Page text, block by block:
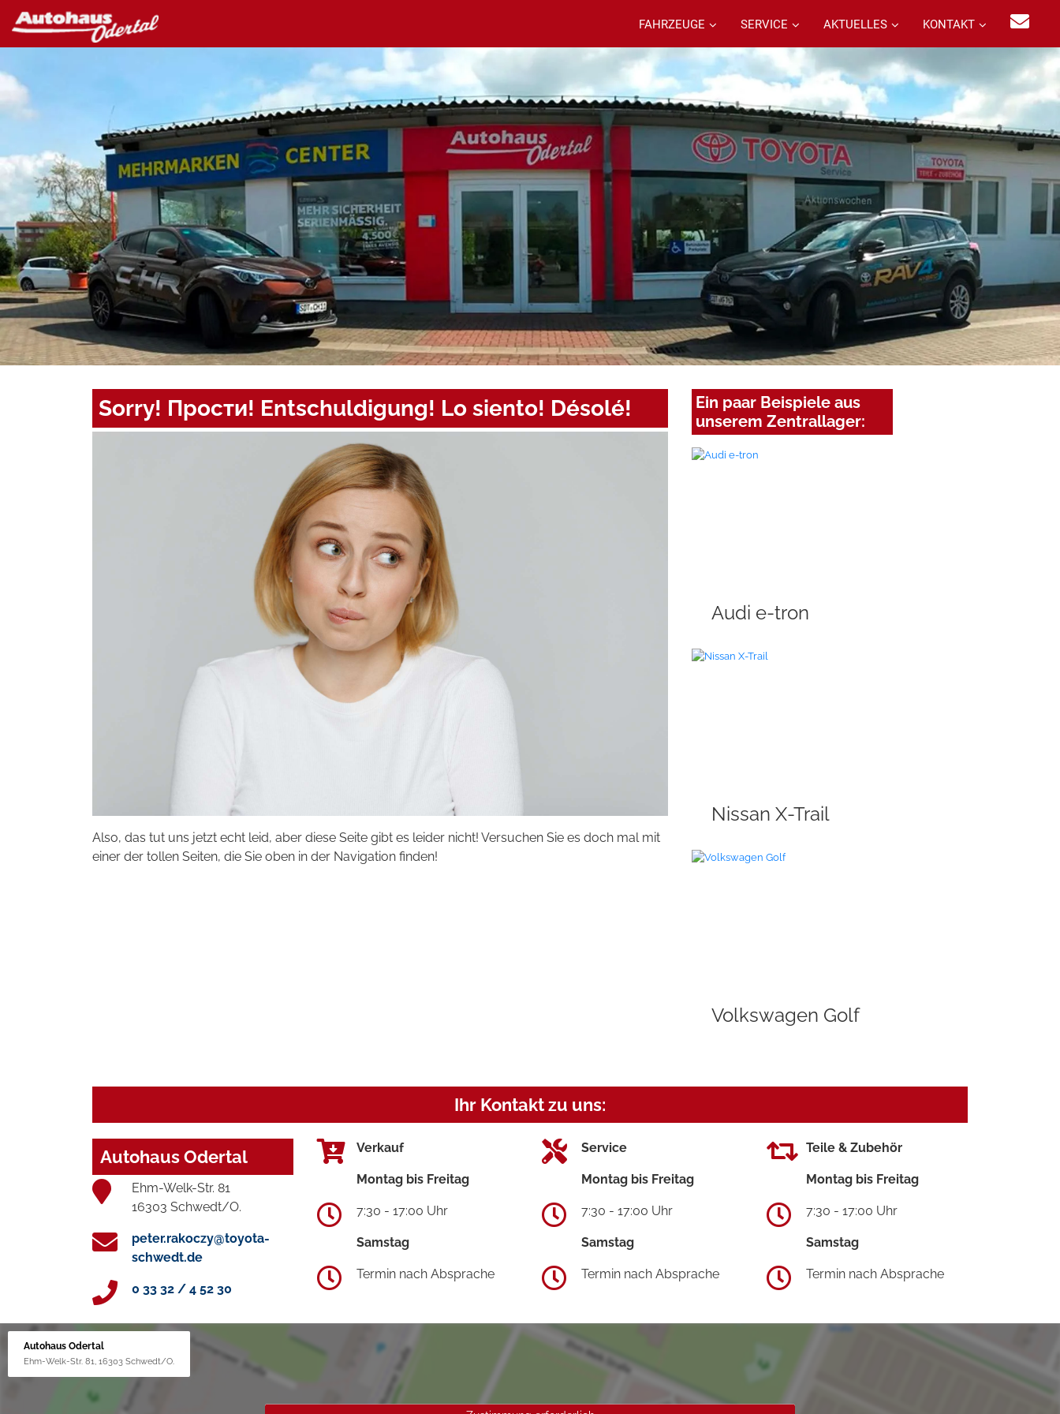
FAHRZEUGE SERVICE AKTUELLES KONTAKT
Sorry! Прости! Entschuldigung! Lo siento! Désolé!
Also, das tut uns jetzt echt leid, aber diese Seite gibt es leider nicht! Versuchen Sie es doch mal mit
einer der tollen Seiten, die Sie oben in der Navigation finden!
Ein paar Beispiele aus
unserem Zentrallager:
Audi e-tron
Nissan X-Trail
Volkswagen Golf
Ihr Kontakt zu uns:
Autohaus Odertal
Ehm-Welk-Str. 81
16303 Schwedt/O.
peter.rakoczy@toyota-
schwedt.de
0 33 32 / 4 52 30
Verkauf
Montag bis Freitag
7:30 - 17:00 Uhr
Samstag
Termin nach Absprache
Service
Montag bis Freitag
7:30 - 17:00 Uhr
Samstag
Termin nach Absprache
Teile & Zubehör
Montag bis Freitag
7:30 - 17:00 Uhr
Samstag
Termin nach Absprache
Autohaus Odertal
Ehm-Welk-Str. 81, 16303 Schwedt/O.